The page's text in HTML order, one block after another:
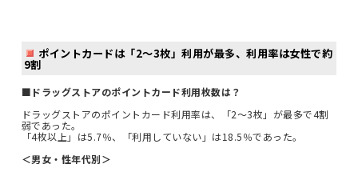
ポイントカードは「2～3枚」利用が最多、利用率は女性で約
9割
■ドラッグストアのポイントカード利用枚数は？
ドラッグストアのポイントカード利用率は、「2～3枚」が最多で4割
弱であった。
「4枚以上」は5.7％、「利用していない」は18.5％であった。
＜男女・性年代別＞